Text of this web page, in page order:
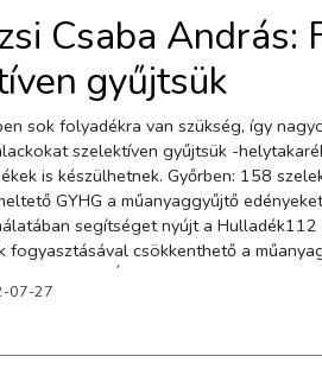
Csaba András:
gyűjtsük
sok folyadékra van szükség, így
gyűjtsük -helytakarékosságból összelapítva-, amivel nem csak a
GYHG a műanyaggyűjtő edényeket naponta
segítséget nyújt a Hulladék112 mobiltelefonos applikáció.
csökkenthető a műanyagpalack felhasználás. Szívügyünk
Polgármester Úr Facebook oldala)
07-27